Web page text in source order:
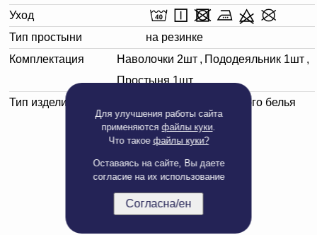
Для улучшения работы сайта
применяютсяфайлы куки.
Что такое файлы куки?
Оставаясь на сайте, Вы даете
согласие на их использование
Согласна/ен
Уход
Тип простыни
на резинке
Комплектация
Наволочки 2шт , Пододеяльник 1шт ,
Простыня 1шт
Тип изделия
Комплект постельного белья
Полная версия сайта